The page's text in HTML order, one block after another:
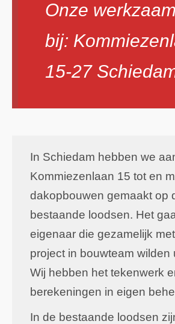
Onze
bij:
15-27
In Schiedam hebben we
Kommiezenlaan 15 tot en
dakopbouwen gemaakt op
bestaande loodsen. Het
eigenaar die gezamelijk
project in bouwteam wilden
Wij hebben het tekenwerk
berekeningen in eigen
In de bestaande loodsen